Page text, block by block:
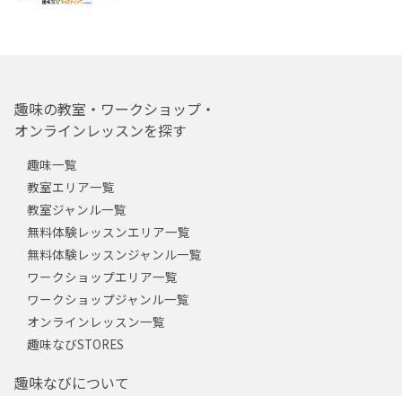
趣味の教室・ワークショップ・
オンラインレッスンを探す
趣味一覧
教室エリア一覧
教室ジャンル一覧
無料体験レッスンエリア一覧
無料体験レッスンジャンル一覧
ワークショップエリア一覧
ワークショップジャンル一覧
オンラインレッスン一覧
趣味なびSTORES
趣味なびについて